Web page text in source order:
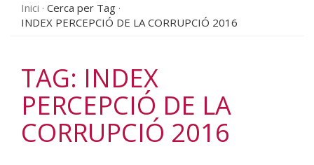
Inici Cerca per Tag
INDEX PERCEPCIÓ DE LA CORRUPCIÓ 2016
TAG: INDEX
PERCEPCIÓ DE LA
CORRUPCIÓ 2016